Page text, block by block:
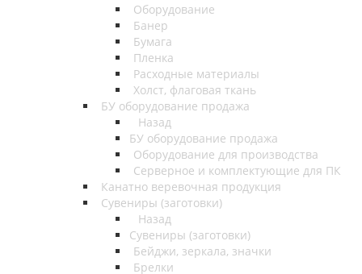
Оборудование
Банер
Бумага
Пленка
Расходные материалы
Холст, флаговая ткань
БУ оборудование продажа
Назад
БУ оборудование продажа
Оборудование для производства
Серверное и комплектующие для ПК
Канатно веревочная продукция
Сувениры (заготовки)
Назад
Сувениры (заготовки)
Бейджи, зеркала, значки
Брелки